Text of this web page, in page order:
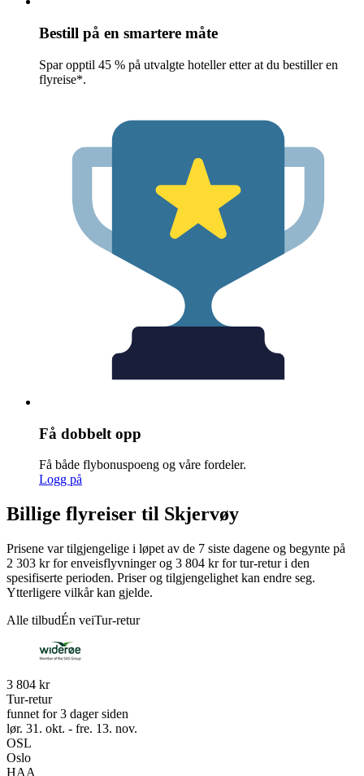
Bestill på en smartere måte
Spar opptil 45 % på utvalgte hoteller etter at du bestiller en
flyreise*.
Få dobbelt opp
Få både flybonuspoeng og våre fordeler.
Logg på
Billige flyreiser til Skjervøy
Prisene var tilgjengelige i løpet av de 7 siste dagene og begynte på
2 303 kr for enveisflyvninger og 3 804 kr for tur-retur i den
spesifiserte perioden. Priser og tilgjengelighet kan endre seg.
Ytterligere vilkår kan gjelde.
Alle tilbudÉn veiTur-retur
3 804 kr
Tur-retur
funnet for 3 dager siden
lør. 31. okt. - fre. 13. nov.
OSL
Oslo
HAA